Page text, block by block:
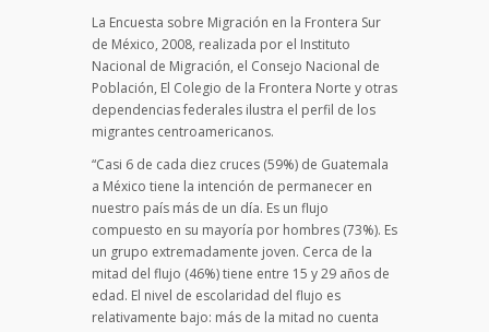
La Encuesta sobre Migración en la Frontera Sur
de México, 2008, realizada por el Instituto
Nacional de Migración, el Consejo Nacional de
Población, El Colegio de la Frontera Norte y otras
dependencias federales ilustra el perfil de los
migrantes centroamericanos.
“Casi 6 de cada diez cruces (59%) de Guatemala
a México tiene la intención de permanecer en
nuestro país más de un día. Es un flujo
compuesto en su mayoría por hombres (73%). Es
un grupo extremadamente joven. Cerca de la
mitad del flujo (46%) tiene entre 15 y 29 años de
edad. El nivel de escolaridad del flujo es
relativamente bajo: más de la mitad no cuenta